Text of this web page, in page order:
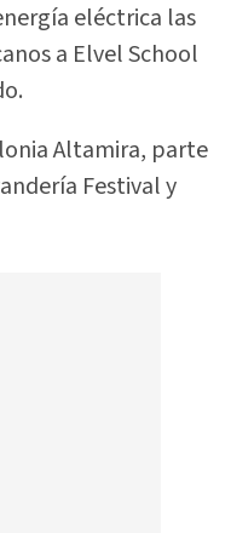
eléctrica las
a Elvel School
Altamira, parte
Festival y